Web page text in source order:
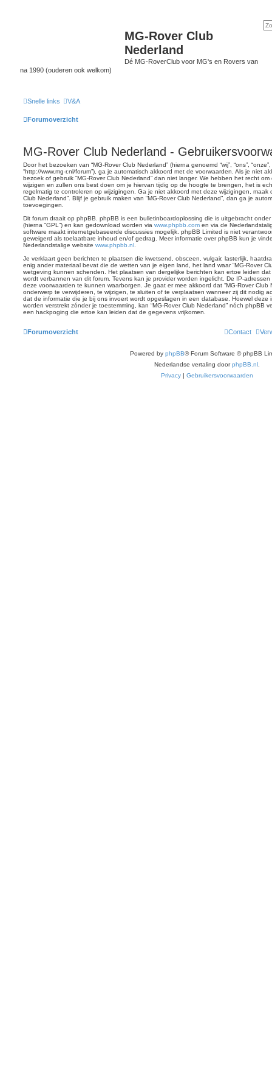
MG-Rover Club
Nederland
Dé MG-RoverClub voor MG's en Rovers van
na 1990 (ouderen ook welkom)
Snelle links V&A
Forumoverzicht
MG-Rover Club Nederland -
Door het bezoeken van “MG-Rover Club Nederland” (hierna genoemd “wij”, “ons”,
“http://www.mg-r.nl/forum”), ga je automatisch akkoord met de voorwaarden. Als je niet
bezoek of gebruik “MG-Rover Club Nederland” dan niet langer. We hebben het recht
wijzigen en zullen ons best doen om je hiervan tijdig op de hoogte te brengen, het is
regelmatig te controleren op wijzigingen. Ga je niet akkoord met deze wijzigingen, maak
Club Nederland”. Blijf je gebruik maken van “MG-Rover Club Nederland”, dan ga je
toevoegingen.
Dit forum draait op phpBB. phpBB is een bulletinboardoplossing die is uitgebracht onder
(hierna “GPL”) en kan gedownload worden via www.phpbb.com en via de
software maakt internetgebaseerde discussies mogelijk. phpBB Limited is niet
geweigerd als toelaatbare inhoud en/of gedrag. Meer informatie over phpBB kun je
Nederlandstalige website www.phpbb.nl
Je verklaart geen berichten te plaatsen die kwetsend, obsceen, vulgair, lasterlijk,
enig ander materiaal bevat die de wetten van je eigen land, het land waar “MG-Rover
wetgeving kunnen schenden. Het plaatsen van dergelijke berichten kan ertoe leiden
wordt verbannen van dit forum. Tevens kan je provider worden ingelicht. De IP-
deze voorwaarden te kunnen waarborgen. Je gaat er mee akkoord dat “MG-Rover Club
onderwerp te verwijderen, te wijzigen, te sluiten of te verplaatsen wanneer zij dit nodig
dat de informatie die je bij ons invoert wordt opgeslagen in een database. Hoewel deze
worden verstrekt zónder je toestemming, kan “MG-Rover Club Nederland” nóch phpBB
een hackpoging die ertoe kan leiden dat de gegevens vrijkomen.
Forumoverzicht Contact
Powered by phpBB® Forum Software © phpBB
Nederlandse vertaling doorphpBB.nl.
Privacy| Gebruikersvoorwaarden